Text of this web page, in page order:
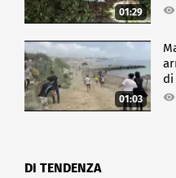
01:29
01:03
di
DI TENDENZA